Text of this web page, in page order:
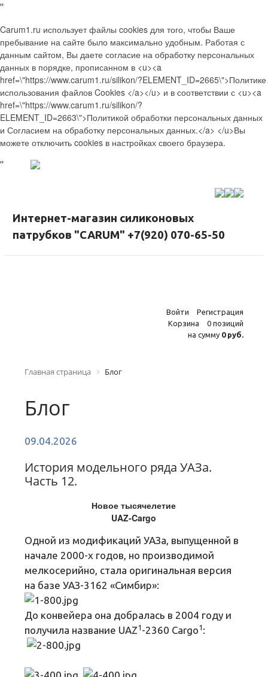
"
Carum1.ru использует файлы cookies для того, чтобы Ваше
пребывание на сайте было максимально удобным. Работая с
данным сайтом, Вы даете согласие на обработку персональных
данных в порядке, прописанном в <u><a
href=\"https://www.carum1.ru/silikon/?ELEMENT_ID=2665\">Политике
использования файлов Cookies </a></u> и в соответствии с <u><a
href=\"https://www.carum1.ru/silikon/?
ELEMENT_ID=2663\">Политикой обработки персональных данных
и Согласием на обработку персональных данных.</a> </u>Вы
можете отключить cookies в настройках своего браузера.
"
Интернет-магазин силиконовых
патрубков "CARUM" +7(920) 070-65-50
Войти
Регистрация
Корзина
0 позиций
на сумму 0 руб.
Главная страница Блог
Блог
09.04.2026
История модельного ряда УАЗа.
Часть 12.
Новое тысячелетие
UAZ-Cargo
Одной из модификаций УАЗа, выпущенной в
начале 2000-х годов, но производимой
мелкосерийно, стала оригинальная версия
на базе УАЗ-3162 «Симбир»:
До конвейера она добралась в 2004 году и
получила название UAZ1 -2360 Cargo1 :